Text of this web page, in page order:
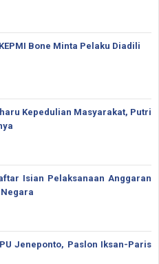
Bone Minta Pelaku Diadili
Kepedulian Masyarakat, Putri
Isian Pelaksanaan Anggaran
Negara
Jeneponto, Paslon Iksan-Paris